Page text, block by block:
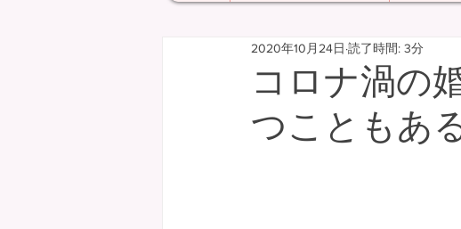
コロナ渦の
つこともあ
2020年10月24日 読了時間: 3分